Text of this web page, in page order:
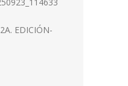
EDICIÓN-